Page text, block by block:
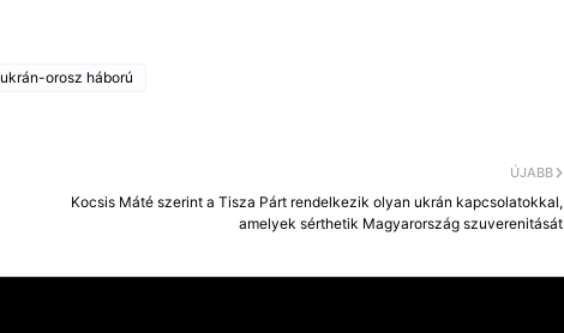
ukrán-orosz háború
ÚJABB
Kocsis Máté szerint a Tisza Párt rendelkezik olyan ukrán kapcsolatokkal,
amelyek sérthetik Magyarország szuverenitását